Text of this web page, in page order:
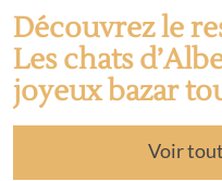
Découvrez le
Les chats
joyeux bazar
Voir